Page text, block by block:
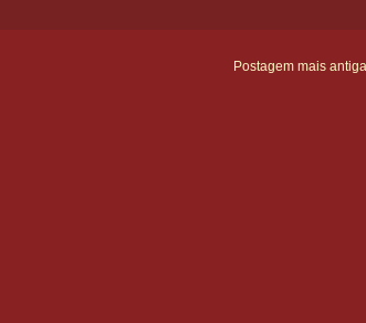
Postagem mais antiga